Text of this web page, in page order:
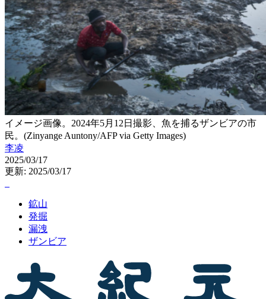
イメージ画像。2024年5月12日撮影、魚を捕るザンビアの市
民。(Zinyange Auntony/AFP via Getty Images)
李凌
2025/03/17
更新: 2025/03/17
鉱山
発掘
漏洩
ザンビア